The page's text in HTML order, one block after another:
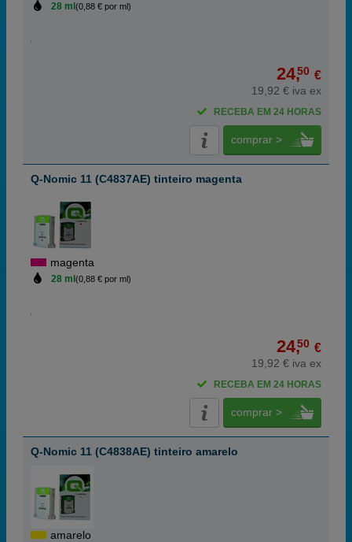
28 ml (0,88 € por ml)
24,50 €
19,92 € iva ex
RECEBA EM 24 HORAS
comprar >
Q-Nomic 11 (C4837AE) tinteiro magenta
magenta
28 ml (0,88 € por ml)
24,50 €
19,92 € iva ex
RECEBA EM 24 HORAS
comprar >
Q-Nomic 11 (C4838AE) tinteiro amarelo
amarelo